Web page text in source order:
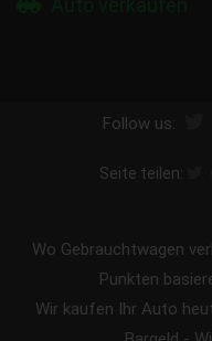
Follow us:
Seite teilen:
Wo Gebrauchtwagen
Punkten
Wir kaufen Ihr Auto